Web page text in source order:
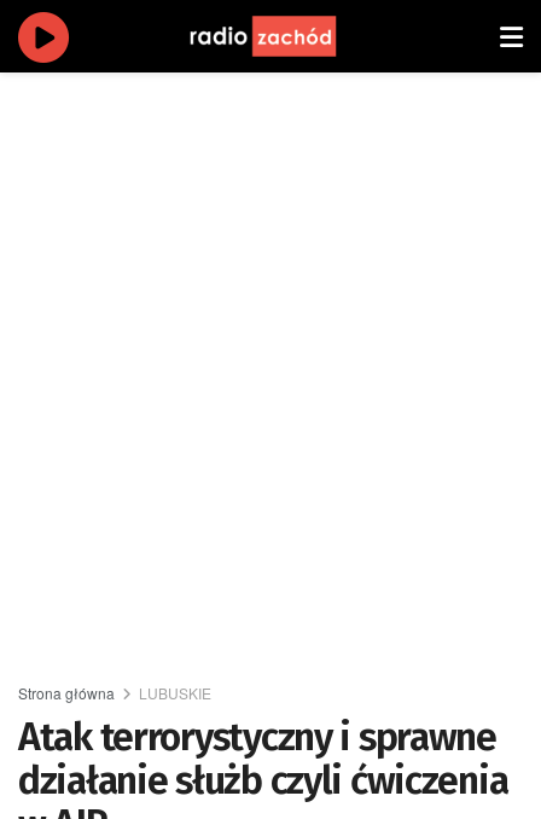
Strona główna LUBUSKIE
Atak terrorystyczny i sprawne
działanie służb czyli ćwiczenia